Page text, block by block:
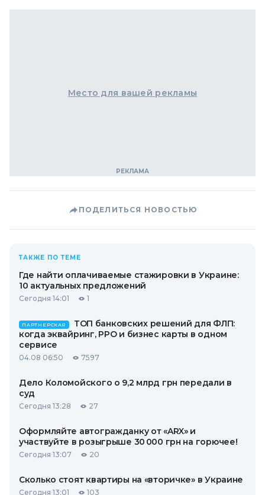
Место для вашей рекламы
ПОДЕЛИТЬСЯ НОВОСТЬЮ
ТАКЖЕ ПО ТЕМЕ
Где найти оплачиваемые стажировки в Украине:
10 актуальных предложений
Сегодня 14:01 1
ПАРТНЕРСКАЯ
ТОП банковских решений для ФЛП:
когда эквайринг, РРО и бизнес карты в одном
сервисе
04.08 06:50 7597
Дело Коломойского о 9,2 млрд грн передали в
суд
Сегодня 13:28 27
Оформляйте автогражданку от «ARX» и
участвуйте в розыгрыше 30 000 грн на горючее!
Сегодня 13:07 20
Сколько стоят квартиры на «вторичке» в Украине
Сегодня 13:01 103